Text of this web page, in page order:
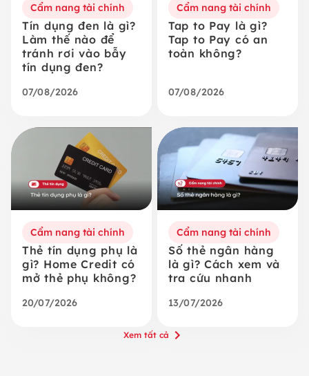
Cẩm nang tài chính
Tín dụng đen là gì?
Làm thế nào để
tránh rơi vào bẫy
tín dụng đen?
07/08/2026
Cẩm nang tài chính
Tap to Pay là gì?
Tap to Pay có an
toàn không?
07/08/2026
Cẩm nang tài chính
Thẻ tín dụng phụ là
gì? Home Credit có
mở thẻ phụ không?
20/07/2026
Cẩm nang tài chính
Số thẻ ngân hàng
là gì? Cách xem và
tra cứu nhanh
13/07/2026
Xem tất cả